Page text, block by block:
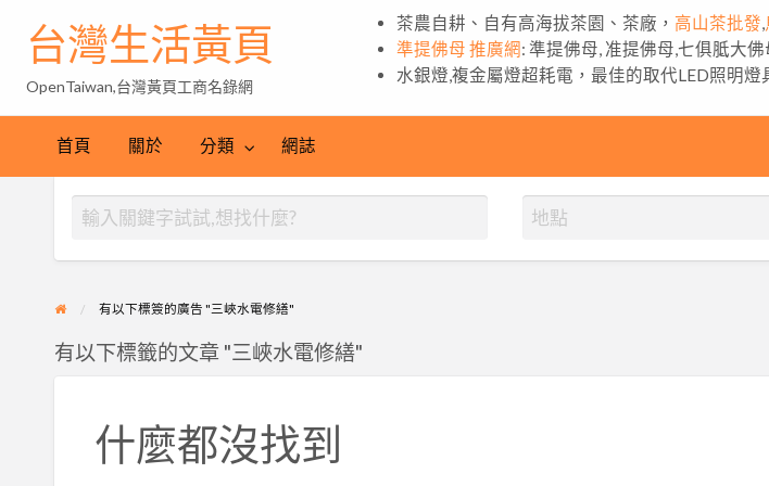
台灣生活黃頁
OpenTaiwan,台灣黃頁工商名錄網
茶農自耕、自有高海拔茶園、茶廠， 高山茶批發
準提佛母 推廣網: 準提佛母, 准提佛母,七俱胝大
水銀燈,複金屬燈超耗電，最佳的取代LED照明燈
首頁 關於 分類 網誌
有以下標簽的廣告 "三峽水電修繕"
有以下標籤的文章 "三峽水電修繕"
什麼都沒找到